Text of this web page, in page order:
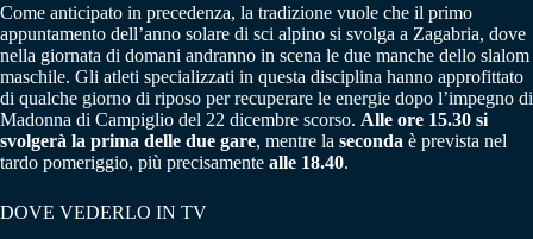
Come anticipato in precedenza, la tradizione vuole che il primo
appuntamento dell’anno solare di sci alpino si svolga a Zagabria, dove
nella giornata di domani andranno in scena le due manche dello slalom
maschile. Gli atleti specializzati in questa disciplina hanno approfittato
di qualche giorno di riposo per recuperare le energie dopo l’impegno di
Madonna di Campiglio del 22 dicembre scorso. Alle ore 15.30 si
svolgerà la prima delle due gare, mentre la seconda è prevista nel
tardo pomeriggio, più precisamente alle 18.40.
DOVE VEDERLO IN TV